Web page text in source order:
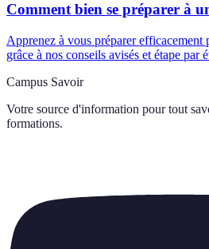
Comment bien se préparer à
Apprenez à vous préparer
grâce à nos conseils avisés et étape par
Campus Savoir
Votre source d'information pour tout
formations.